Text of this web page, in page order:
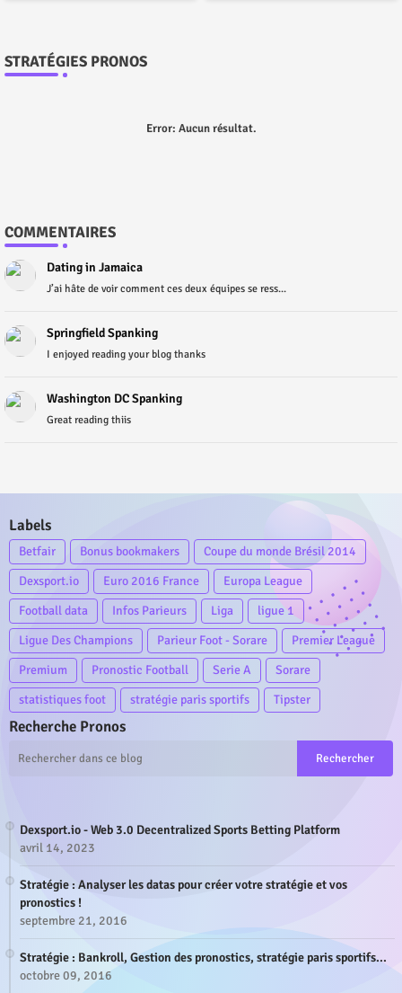
STRATÉGIES PRONOS
Error: Aucun résultat.
COMMENTAIRES
Dating in Jamaica
J’ai hâte de voir comment ces deux équipes se ress...
Springfield Spanking
I enjoyed reading your blog thanks
Washington DC Spanking
Great reading thiis
Labels
Betfair Bonus bookmakers
Coupe du monde Brésil 2014
Dexsport.io
Euro 2016 France
Europa League
Football data
Infos Parieurs Liga
ligue 1
Ligue Des Champions
Parieur Foot - Sorare
Premier League
Premium
Pronostic Football Serie A
Sorare
statistiques foot
stratégie paris sportifs Tipster
Recherche Pronos
Dexsport.io - Web 3.0 Decentralized Sports Betting Platform
avril 14, 2023
Stratégie : Analyser les datas pour créer votre stratégie et vos
pronostics !
septembre 21, 2016
Stratégie : Bankroll, Gestion des pronostics, stratégie paris sportifs...
octobre 09, 2016